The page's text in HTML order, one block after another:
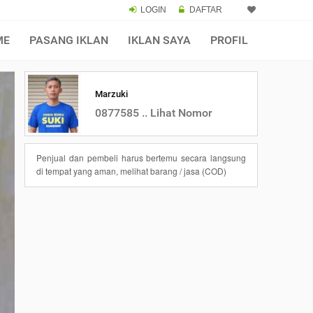
LOGIN DAFTAR
PASANG IKLAN IKLAN SAYA PROFIL
Marzuki
0877585 .. Lihat Nomor
Penjual dan pembeli harus bertemu secara langsung
di tempat yang aman, melihat barang / jasa (COD)